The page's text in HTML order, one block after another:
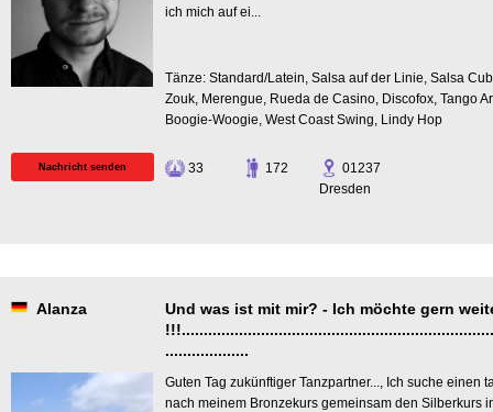
ich mich auf ei...
Tänze: Standard/Latein, Salsa auf der Linie, Salsa
Zouk, Merengue, Rueda de Casino, Discofox, Tango
Boogie-Woogie, West Coast Swing, Lindy Hop
Nachricht senden 33 172
01237
Dresden
Alanza
Und was ist mit mir? - Ich möchte gern
...................
Guten Tag zukünftiger Tanzpartner..., Ich suche einen
nach meinem Bronzekurs gemeinsam den Silberkurs